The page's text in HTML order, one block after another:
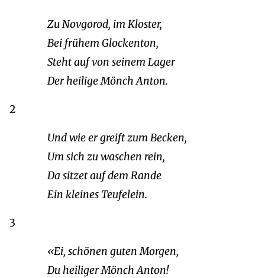
Zu Novgorod, im Kloster,
Bei frühem Glockenton,
Steht auf von seinem Lager
Der heilige Mönch Anton.
2
Und wie er greift zum Becken,
Um sich zu waschen rein,
Da sitzet auf dem Rande
Ein kleines Teufelein.
3
«Ei, schönen guten Morgen,
Du heiliger Mönch Anton!